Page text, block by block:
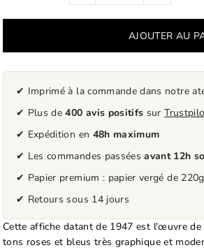
✔ Imprimé à la commande dans notre
✔ Plus de400 avis positifs sur
✔ Expédition en 48h maximum
✔ Les commandes passéesavant 12h
✔ Papier premium : papier vergé de
✔ Retours sous 14 jours
Cette affiche datant de 1947 est l'œuvre
tons roses et bleus très graphique et